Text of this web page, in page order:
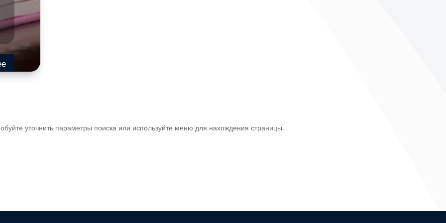
уточнить параметры поиска или используйте меню для нахождения страницы.